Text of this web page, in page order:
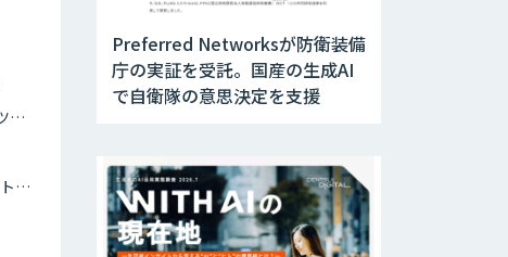
AR・VR・デジタルツイン
マーケテイングオートメーション・MAツール
AI価格調査ツール
Smapra
Agentsense
Preferred Networksが防衛装備
庁の実証を受託。国産の生成AI
で自衛隊の意思決定を支援